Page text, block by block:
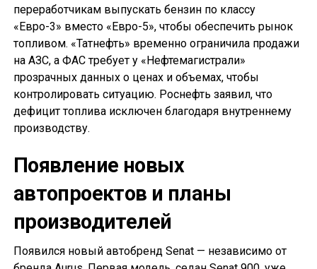
переработчикам выпускать бензин по классу
«Евро-3» вместо «Евро-5», чтобы обеспечить рынок
топливом. «Татнефть» временно ограничила продажи
на АЗС, а ФАС требует у «Нефтемагистрали»
прозрачных данных о ценах и объемах, чтобы
контролировать ситуацию. Роснефть заявил, что
дефицит топлива исключен благодаря внутреннему
производству.
Появление новых
автопроектов и планы
производителей
Появился новый автобренд Senat — независимо от